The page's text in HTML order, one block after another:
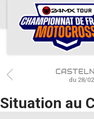
ACCUEIL
ACTUS
CALENDRIER
RÉSULTATS
PHOTOS / WEB
du 28/
Situation au